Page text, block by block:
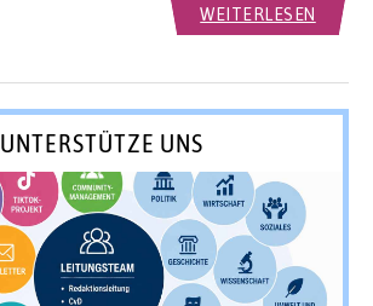
WEITERLESEN
UNTERSTÜTZE UNS